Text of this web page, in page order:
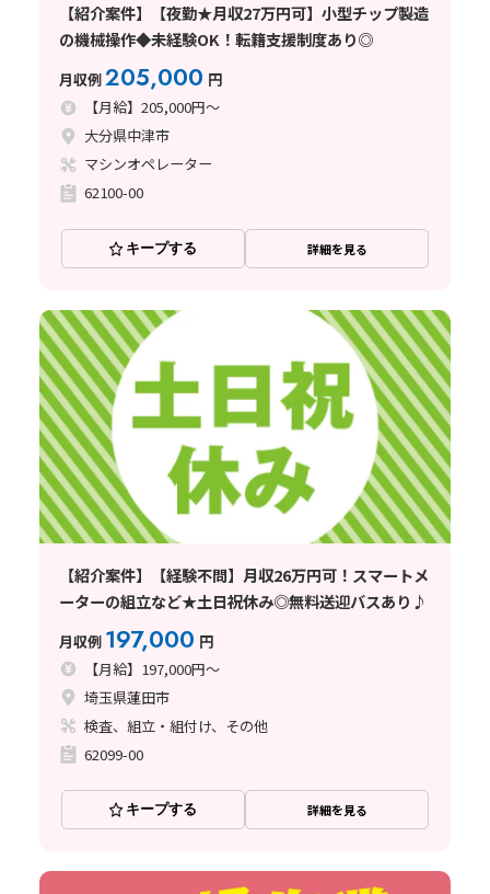
【紹介案件】【夜勤★月収27万円可】小型チップ製造
の機械操作◆未経験OK！転籍支援制度あり◎
月収例205,000 円
【月給】205,000円～
大分県中津市
マシンオペレーター
62100-00
キープする 詳細を見る
【紹介案件】【経験不問】月収26万円可！スマートメ
ーターの組立など★土日祝休み◎無料送迎バスあり♪
月収例 197,000 円
【月給】197,000円～
埼玉県蓮田市
検査、組立・組付け、その他
62099-00
キープする 詳細を見る